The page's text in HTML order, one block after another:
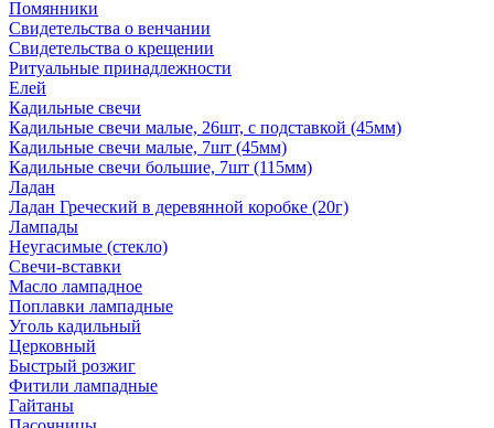
Помянники
Свидетельства о венчании
Свидетельства о крещении
Ритуальные принадлежности
Елей
Кадильные свечи
Кадильные свечи малые, 26шт, с подставкой (45мм)
Кадильные свечи малые, 7шт (45мм)
Кадильные свечи большие, 7шт (115мм)
Ладан
Ладан Греческий в деревянной коробке (20г)
Лампады
Неугасимые (стекло)
Свечи-вставки
Масло лампадное
Поплавки лампадные
Уголь кадильный
Церковный
Быстрый розжиг
Фитили лампадные
Гайтаны